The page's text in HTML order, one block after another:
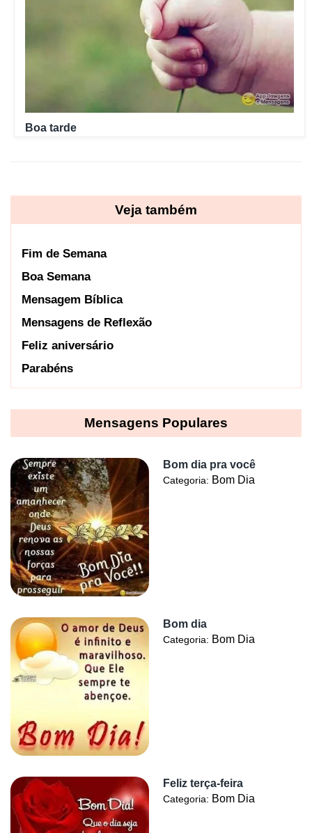
Boa tarde
Veja também
Fim de Semana
Boa Semana
Mensagem Bíblica
Mensagens de Reflexão
Feliz aniversário
Parabéns
Mensagens Populares
Bom dia pra você
Categoria: Bom Dia
Bom dia
Categoria: Bom Dia
Feliz terça-feira
Categoria: Bom Dia